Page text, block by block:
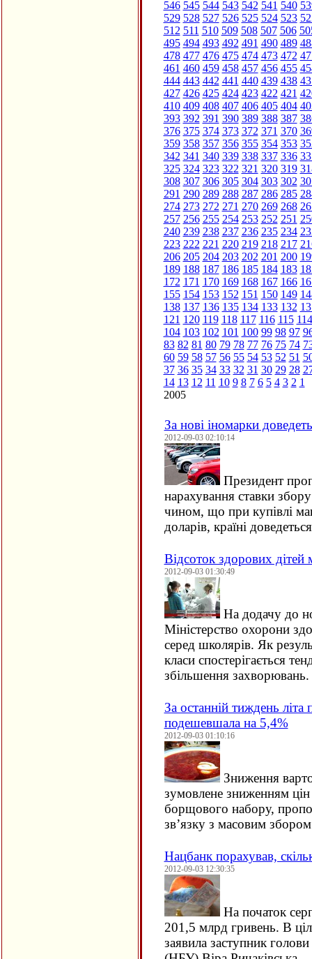
546 545 544 543 542 541 540
529 528 527 526 525 524 523
512 511 510 509 508 507 506
495 494 493 492 491 490 489
478 477 476 475 474 473 472
461 460 459 458 457 456 455
444 443 442 441 440 439 438
427 426 425 424 423 422 421
410 409 408 407 406 405 404
393 392 391 390 389 388 387
376 375 374 373 372 371 370
359 358 357 356 355 354 353
342 341 340 339 338 337 336
325 324 323 322 321 320 319
308 307 306 305 304 303 302
291 290 289 288 287 286 285
274 273 272 271 270 269 268
257 256 255 254 253 252 251
240 239 238 237 236 235 234
223 222 221 220 219 218 217
206 205 204 203 202 201 200
189 188 187 186 185 184 183
172 171 170 169 168 167 166
155 154 153 152 151 150 149
138 137 136 135 134 133 132
121 120 119 118 117 116 115 114
104 103 102 101 100 99 98 97
83 82 81 80 79 78 77 76 75 74
60 59 58 57 56 55 54 53 52 51
37 36 35 34 33 32 31 30 29 28
14 13 12 11 10 9 8 7 6 5 4 3 2 1
2005
За нові іномарки
2012-09-03 02:10:14
Президент
нарахування ставки
чином, що при купівлі
доларів, країні
Відсоток здорових дітей
2012-09-03 01:30:49
На додачу до
Міністерство охорони
серед школярів. Як
класи спостерігається
збільшення захворювань.
За останній тиждень
подешевшала на 5,4%
2012-09-03 01:10:16
Зниження
зумовлене зниженням
борщового набору,
зв’язку з масовим
Нацбанк порахував,
2012-09-03 12:30:35
На початок
201,5 млрд гривень. В
заявила заступник